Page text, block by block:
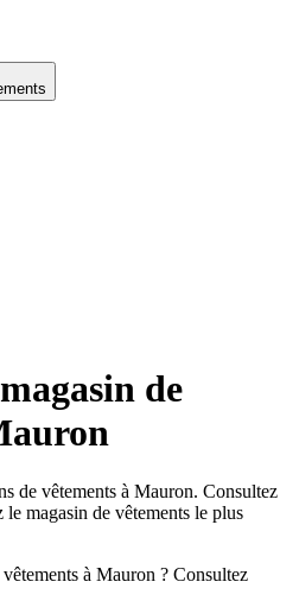
de
de vêtements à Mauron. Consultez
magasin de vêtements le plus
à Mauron ? Consultez